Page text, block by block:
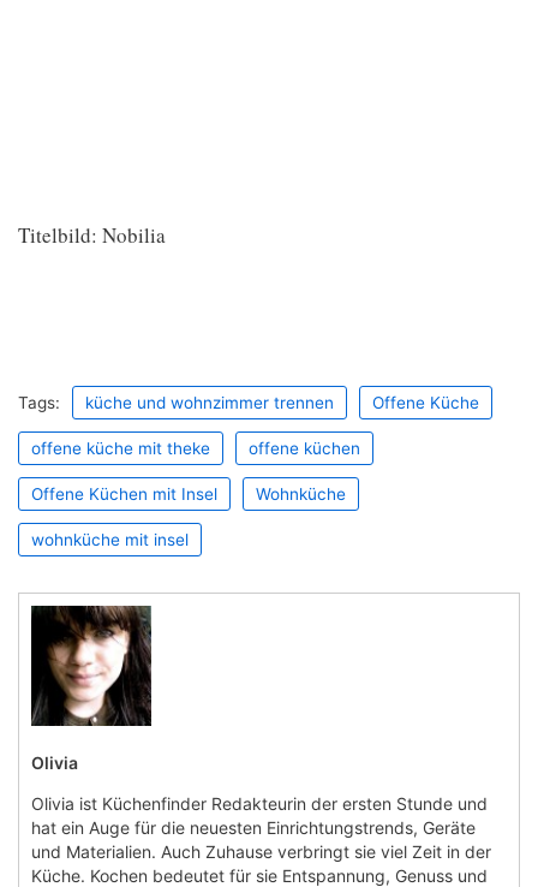
Titelbild: Nobilia
Tags: küche und wohnzimmer trennen Offene Küche
offene küche mit theke offene küchen
Offene Küchen mit Insel Wohnküche
wohnküche mit insel
Olivia
Olivia ist Küchenfinder Redakteurin der ersten Stunde und
hat ein Auge für die neuesten Einrichtungstrends, Geräte
und Materialien. Auch Zuhause verbringt sie viel Zeit in der
Küche. Kochen bedeutet für sie Entspannung, Genuss und